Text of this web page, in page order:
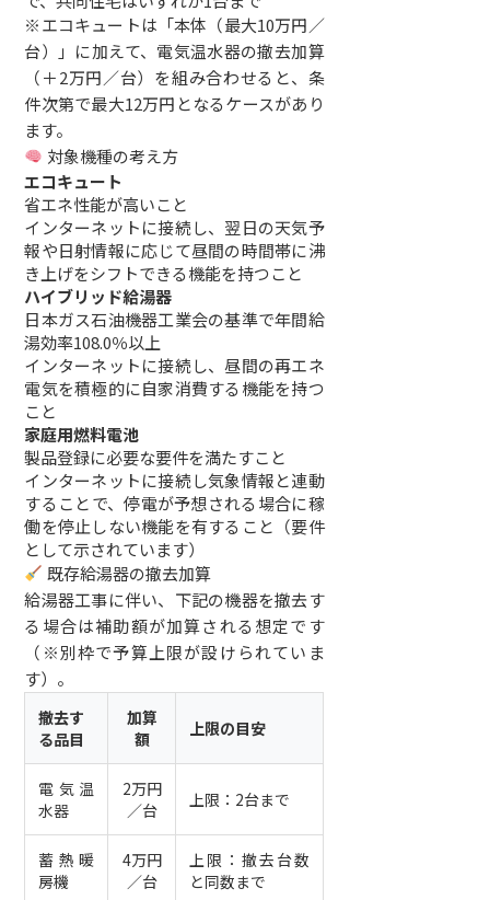
※エコキュートは「本体（最大10万円／
台）」に加えて、電気温水器の撤去加算
（＋2万円／台）を組み合わせると、条
件次第で最大12万円となるケースがあり
ます。
対象機種の考え方
エコキュート
省エネ性能が高いこと
インターネットに接続し、翌日の天気予
報や日射情報に応じて昼間の時間帯に沸
き上げをシフトできる機能を持つこと
ハイブリッド給湯器
日本ガス石油機器工業会の基準で年間給
湯効率108.0％以上
インターネットに接続し、昼間の再エネ
電気を積極的に自家消費する機能を持つ
こと
家庭用燃料電池
製品登録に必要な要件を満たすこと
インターネットに接続し気象情報と連動
することで、停電が予想される場合に稼
働を停止しない機能を有すること（要件
として示されています）
既存給湯器の撤去加算
給湯器工事に伴い、下記の機器を撤去す
る場合は補助額が加算される想定です
（※別枠で予算上限が設けられていま
す）。
撤去す
る品目
加算
額
上限の目安
電気温
水器
2万円
／台
上限：2台まで
蓄熱暖
房機
4万円
／台
上限：撤去台数
と同数まで